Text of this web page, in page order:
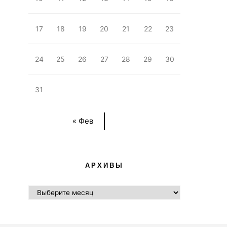
« Фев
17 18 19 20 21 22 23
24 25 26 27 28 29 30
31
АРХИВЫ
АРХИВЫ